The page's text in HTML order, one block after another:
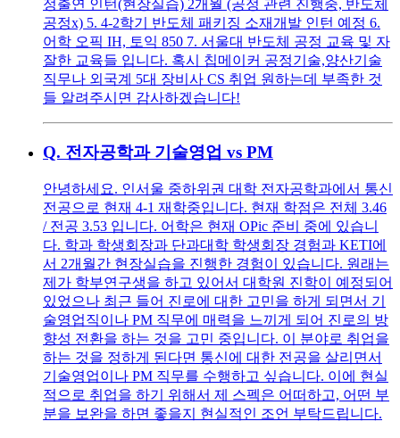
정출연 인턴(현장실습) 2개월 (공정 관련 진행중, 반도체
공정x) 5. 4-2학기 반도체 패키징 소재개발 인턴 예정 6.
어학 오픽 IH, 토익 850 7. 서울대 반도체 공정 교육 및 자
잘한 교육들 입니다. 혹시 칩메이커 공정기술,양산기술
직무나 외국계 5대 장비사 CS 취업 원하는데 부족한 것
들 알려주시면 감사하겠습니다!
Q. 전자공학과 기술영업 vs PM
안녕하세요. 인서울 중하위권 대학 전자공학과에서 통신
전공으로 현재 4-1 재학중입니다. 현재 학점은 전체 3.46
/ 전공 3.53 입니다. 어학은 현재 OPic 준비 중에 있습니
다. 학과 학생회장과 단과대학 학생회장 경험과 KETI에
서 2개월간 현장실습을 진행한 경험이 있습니다. 원래는
제가 학부연구생을 하고 있어서 대학원 진학이 예정되어
있었으나 최근 들어 진로에 대한 고민을 하게 되면서 기
술영업직이나 PM 직무에 매력을 느끼게 되어 진로의 방
향성 전환을 하는 것을 고민 중입니다. 이 분야로 취업을
하는 것을 정하게 된다면 통신에 대한 전공을 살리면서
기술영업이나 PM 직무를 수행하고 싶습니다. 이에 현실
적으로 취업을 하기 위해서 제 스펙은 어떠하고, 어떤 부
분을 보완을 하면 좋을지 현실적인 조언 부탁드립니다.